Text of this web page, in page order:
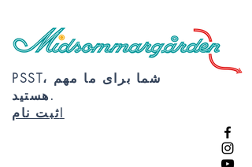
PSST، شما برای ما مهم
هستید.
ثبت نام!